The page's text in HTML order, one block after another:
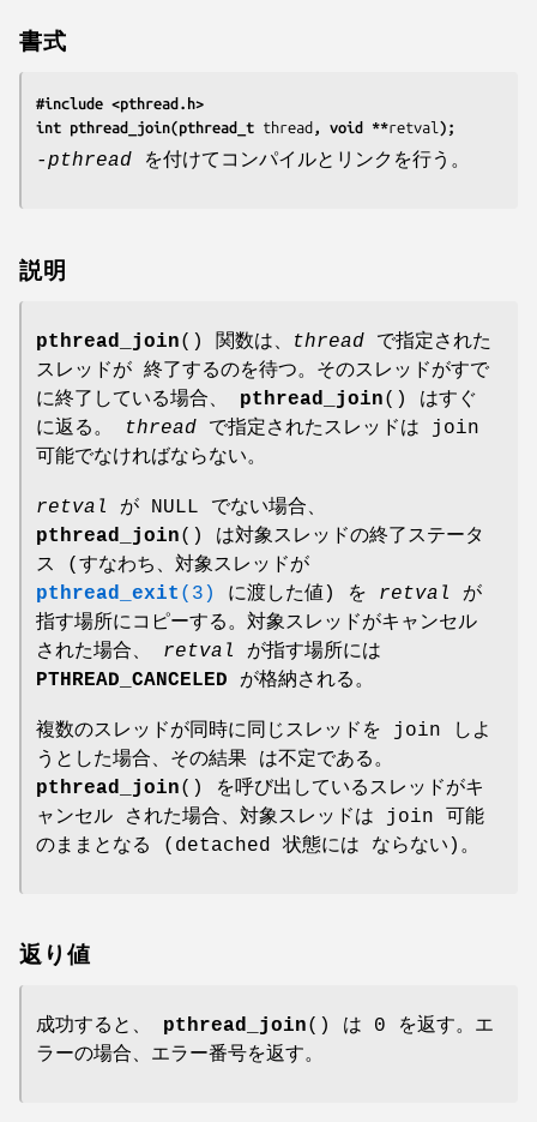
書式
#include <pthread.h>
int pthread_join(pthread_t thread , void **retval );
-pthread を付けてコンパイルとリンクを行う。
説明
pthread_join() 関数は、 thread で指定された
スレッドが 終了するのを待つ。そのスレッドがすで
に終了している場合、 pthread_join() はすぐ
に返る。
thread で指定されたスレッドは join
可能でなければならない。
retval
が NULL でない場合、
pthread_join() は対象スレッドの終了ステータ
ス (すなわち、対象スレッドが
pthread_exit (3) に渡した値) を retval
が
指す場所にコピーする。対象スレッドがキャンセル
された場合、 retval
が指す場所には
PTHREAD_CANCELED が格納される。
複数のスレッドが同時に同じスレッドを join しよ
うとした場合、その結果 は不定である。
pthread_join() を呼び出しているスレッドがキ
ャンセル された場合、対象スレッドは join 可能
のままとなる (detached 状態には ならない)。
返り値
成功すると、 pthread_join() は 0 を返す。エ
ラーの場合、エラー番号を返す。